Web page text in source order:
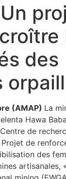
des
(AMAP) La
Hawa
de
de
des
artisanales,